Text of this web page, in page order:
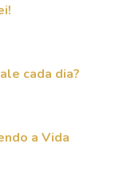
cada dia?
a Vida